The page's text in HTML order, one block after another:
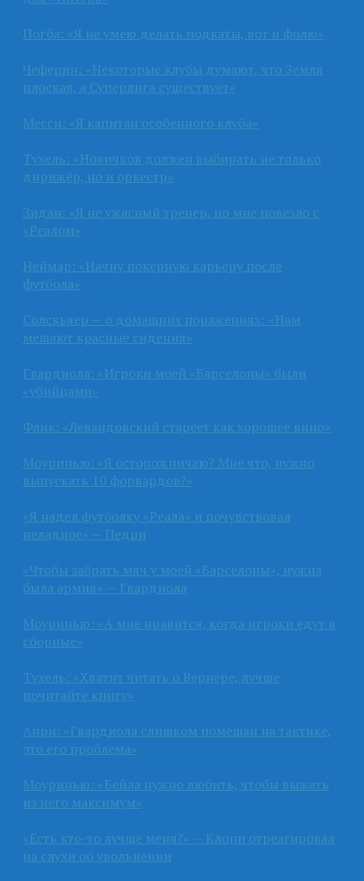
Погба: «Я не умею делать подкаты, вот и фолю»
Чеферин: «Некоторые клубы думают, что Земля
плоская, а Суперлига существует»
Месси: «Я капитан особенного клуба»
Тухель: «Новичков должен выбирать не только
дирижёр, но и оркестр»
Зидан: «Я не ужасный тренер, но мне повезло с
«Реалом»
Неймар: «Начну покерную карьеру после
футбола»
Солскьяер — о домашних поражениях: «Нам
мешают красные сидения»
Гвардиола: «Игроки моей «Барселоны» были
«убийцами»
Флик: «Левандовский стареет как хорошее вино»
Моуринью: «Я осторожничаю? Мне что, нужно
выпускать 10 форвардов?»
«Я надел футболку «Реала» и почувствовал
неладное» — Педри
«Чтобы забрать мяч у моей «Барселоны», нужна
была армия» — Гвардиола
Моуринью: «А мне нравится, когда игроки едут в
сборные»
Тухель: «Хватит читать о Вернере, лучше
почитайте книгу»
Анри: «Гвардиола слишком помешан на тактике,
это его проблема»
Моуринью: «Бейла нужно любить, чтобы выжать
из него максимум»
«Есть кто-то лучше меня?» — Клопп отреагировал
на слухи об увольнении